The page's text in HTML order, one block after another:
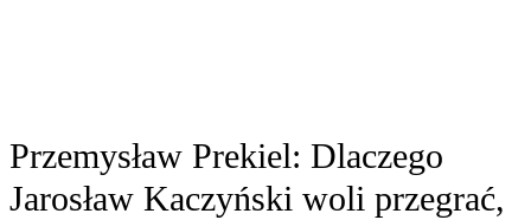
Przemysław Prekiel: Dlaczego
Jarosław Kaczyński woli przegrać,